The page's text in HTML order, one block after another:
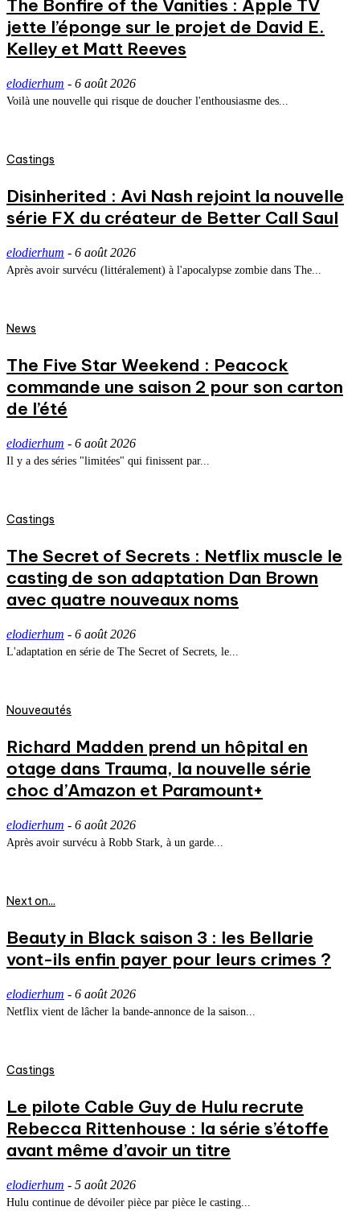
The Bonfire of the Vanities : Apple TV
jette l’éponge sur le projet de David E.
Kelley et Matt Reeves
elodierhum - 6 août 2026
Voilà une nouvelle qui risque de doucher l'enthousiasme des...
Castings
Disinherited : Avi Nash rejoint la nouvelle
série FX du créateur de Better Call Saul
elodierhum - 6 août 2026
Après avoir survécu (littéralement) à l'apocalypse zombie dans The...
News
The Five Star Weekend : Peacock
commande une saison 2 pour son carton
de l’été
elodierhum - 6 août 2026
Il y a des séries "limitées" qui finissent par...
Castings
The Secret of Secrets : Netflix muscle le
casting de son adaptation Dan Brown
avec quatre nouveaux noms
elodierhum - 6 août 2026
L'adaptation en série de The Secret of Secrets, le...
Nouveautés
Richard Madden prend un hôpital en
otage dans Trauma, la nouvelle série
choc d’Amazon et Paramount+
elodierhum - 6 août 2026
Après avoir survécu à Robb Stark, à un garde...
Next on...
Beauty in Black saison 3 : les Bellarie
vont-ils enfin payer pour leurs crimes ?
elodierhum - 6 août 2026
Netflix vient de lâcher la bande-annonce de la saison...
Castings
Le pilote Cable Guy de Hulu recrute
Rebecca Rittenhouse : la série s’étoffe
avant même d’avoir un titre
elodierhum - 5 août 2026
Hulu continue de dévoiler pièce par pièce le casting...